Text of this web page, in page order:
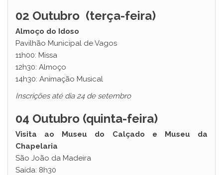
02 Outubro (terça-feira)
Almoço do Idoso
Pavilhão Municipal de Vagos
11h00: Missa
12h30: Almoço
14h30: Animação Musical
Inscrições até dia 24 de setembro
04 Outubro (quinta-feira)
Visita ao Museu do Calçado e Museu da
Chapelaria
São João da Madeira
Saída: 8h30